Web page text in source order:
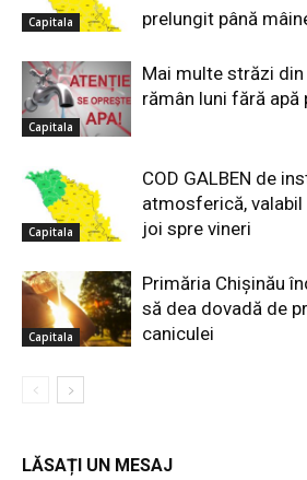
Capitala
prelungit până
Capitala
Mai multe străzi
rămân luni fără apă
Capitala
COD GALBEN de
atmosferică, valabil
joi spre vineri
Capitala
Primăria Chișinău
să dea dovadă de
caniculei
LĂSAȚI UN MESAJ